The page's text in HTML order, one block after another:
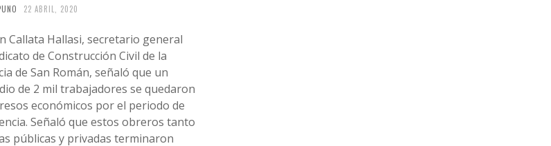
22 ABRIL, 2020
Callata Hallasi, secretario general
de Construcción Civil de la
de San Román, señaló que un
de 2 mil trabajadores se quedaron
económicos por el periodo de
Señaló que estos obreros tanto
públicas y privadas terminaron